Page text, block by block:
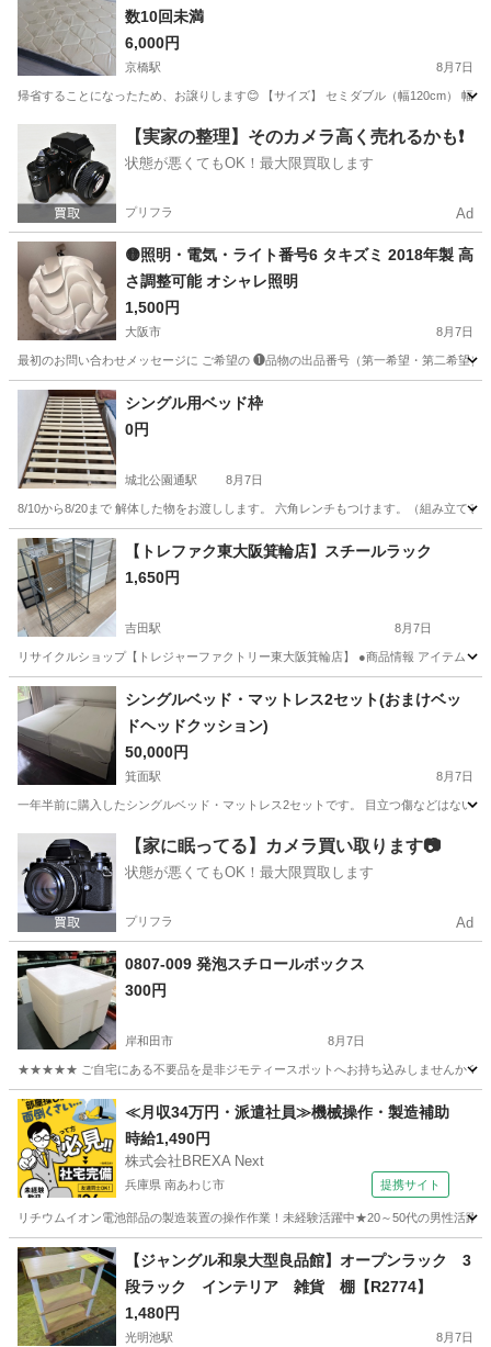
数10回未満
6,000円
京橋駅 8月7日
帰省することになったため、お譲りします😊 【サイズ】 セミダブル（幅120cm） 幅
京橋駅 寝具 セミダブル
【実家の整理】そのカメラ高く売れるかも❗️
状態が悪くてもOK！最大限買取します
プリフラ Ad
🟡照明・電気・ライト番号6 タキズミ 2018年製 高
さ調整可能 オシャレ照明
1,500円
大阪市 8月7日
最初のお問い合わせメッセージに ご希望の ❶品物の出品番号（第一希望・第二希望
大阪 大阪市 照明器具 タキズミ
シングル用ベッド枠
0円
城北公園通駅 8月7日
8/10から8/20まで 解体した物をお渡しします。 六角レンチもつけます。（組み立てる
大阪 大阪市 城北公園通駅 ベッド
【トレファク東大阪箕輪店】スチールラック
1,650円
吉田駅 8月7日
リサイクルショップ【トレジャーファクトリー東大阪箕輪店】 ●商品情報 ア
大阪 東大阪市 吉田駅 収納家具
シングルベッド・マットレス2セット(おまけベッ
ドヘッドクッション)
50,000円
箕面駅 8月7日
一年半前に購入したシングルベッド・マットレス2セットです。 目立つ傷などはない
箕面市 箕面駅 ベッド
【家に眠ってる】カメラ買い取ります📷
状態が悪くてもOK！最大限買取します
プリフラ Ad
0807-009 発泡スチロールボックス
300円
岸和田市 8月7日
★★★★★ ご自宅にある不要品を是非ジモティースポットへお持ち込みしませんか？
大阪 岸和田市 収納家具 発泡スチロール
≪月収34万円・派遣社員≫機械操作・製造補助
時給1,490円
株式会社BREXA Next
兵庫県 南あわじ市 提携サイト
リチウムイオン電池部品の製造装置の操作作業！未経験活躍中★20～50代の男性活
兵庫 南あわじ市 その他
【ジャングル和泉大型良品館】オープンラック 3
段ラック インテリア 雑貨 棚【R2774】
1,480円
光明池駅 8月7日